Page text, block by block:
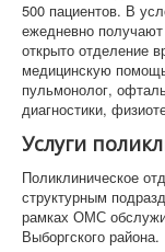
500 пациентов. В
ежедневно
открыто отделение
медицинскую
пульмонолог,
диагностики,
Услуги
Поликлиническое
структурным
рамках ОМС
Выборгского района.